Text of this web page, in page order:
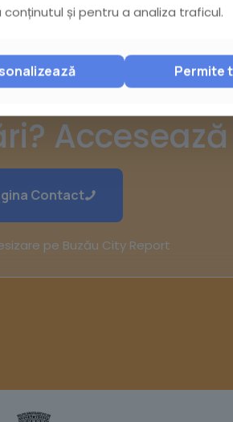
Accesează
Contact
pe Buzău City Report
și pentru a analiza traficul.
Permite